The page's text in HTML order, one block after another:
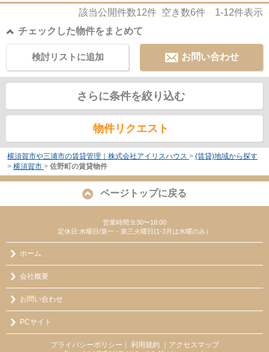
該当公開件数12件 空き数6件 1-12件表示
チェックした物件をまとめて
お問い合わせ
検討リストに追加
さらに条件を絞り込む
物件リクエスト
横須賀市や三浦市の賃貸管理｜株式会社アイリスハウス > (賃貸)地域から探す
> 横須賀市 > 佐野町の賃貸物件
ページトップに戻る
営業時間:9:30〜18:00
定休日:水曜日/第一・第三火曜日(1-3月は水曜のみ）
ホーム
会社概要
お問い合わせ
PCサイト
プライバシーポリシー ｜ 利用規約 ｜アクセスマップ